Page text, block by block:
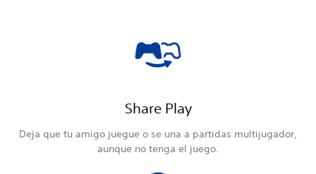
Share Play
Deja que tu amigo juegue o se una a partidas multijugador,
aunque no tenga el juego.